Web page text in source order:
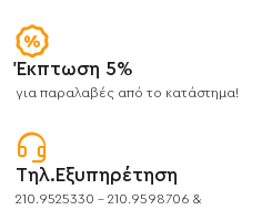
Έκπτωση 5%
για παραλαβές από το κατάστημα!
Τηλ.Εξυπηρέτηση
210.9525330 - 210.9598706 &